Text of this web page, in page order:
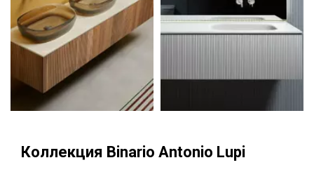
Коллекция Binario Antonio Lupi